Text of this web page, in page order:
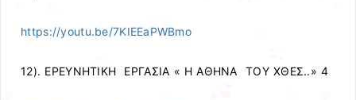
https://youtu.be/7KIEEaPWBmo
12). ΕΡΕΥΝΗΤΙΚΗ ΕΡΓΑΣΙΑ « Η ΑΘΗΝΑ ΤΟΥ ΧΘΕΣ..» 4